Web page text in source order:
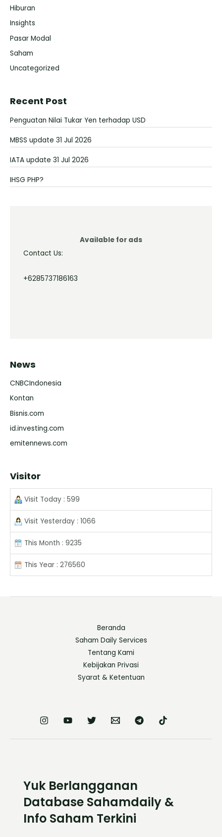
Hiburan
Insights
Pasar Modal
Saham
Uncategorized
Recent Post
Penguatan Nilai Tukar Yen terhadap USD
MBSS update 31 Jul 2026
IATA update 31 Jul 2026
IHSG PHP?
Available for ads
Contact Us:
+6285737186163
News
CNBCIndonesia
Kontan
Bisnis.com
id.investing.com
emitennews.com
Visitor
Visit Today : 599
Visit Yesterday : 1066
This Month : 9235
This Year : 276560
Beranda
Saham Daily Services
Tentang Kami
Kebijakan Privasi
Syarat & Ketentuan
Yuk Berlangganan
Database Sahamdaily &
Info Saham Terkini